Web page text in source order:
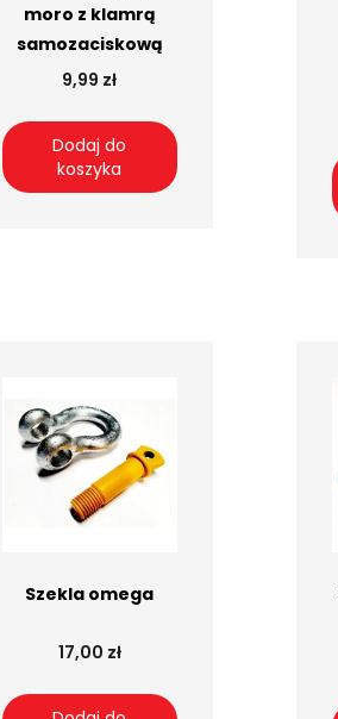
moro z klamrą
samozaciskową
9,99 zł
Dodaj do
koszyka
Szekla omega
17,00 zł